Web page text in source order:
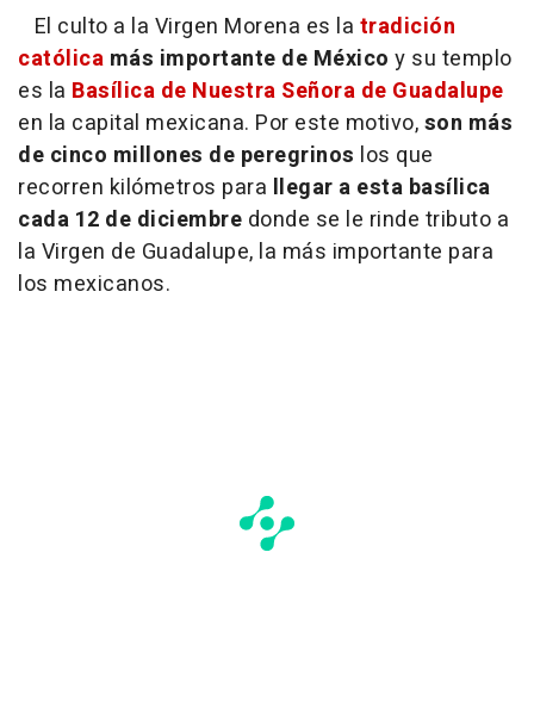
El culto a la Virgen Morena es la tradición
católica más importante de México y su templo
es la Basílica de Nuestra Señora de Guadalupe
en la capital mexicana. Por este motivo,son más
de cinco millones de peregrinos los que
recorren kilómetros para llegar a esta basílica
cada 12 de diciembre donde se le rinde tributo a
la Virgen de Guadalupe, la más importante para
los mexicanos.